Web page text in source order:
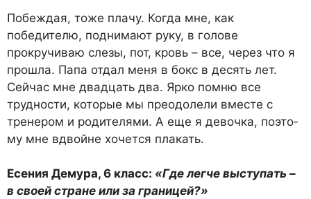
Побеждая, тоже плачу. Когда мне, как
победителю, поднима­ют руку, в голове
прокручиваю слезы, пот, кровь – все, через что я
прошла. Папа отдал меня в бокс в десять лет.
Сейчас мне двадцать два. Ярко помню все
трудности, которые мы преодо­лели вместе с
тренером и роди­телями. А еще я девочка, поэто­
му мне вдвойне хочется плакать.
Есения Демура, 6 класс: «Где легче выступать –
в сво­ей стране или за границей?»